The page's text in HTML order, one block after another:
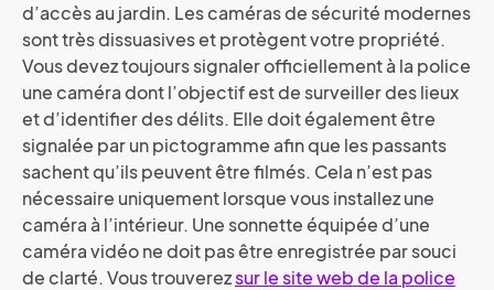
d’accès au jardin. Les caméras de sécurité modernes
sont très dissuasives et protègent votre propriété.
Vous devez toujours signaler officiellement à la police
une caméra dont l’objectif est de surveiller des lieux
et d’identifier des délits. Elle doit également être
signalée par un pictogramme afin que les passants
sachent qu’ils peuvent être filmés. Cela n’est pas
nécessaire uniquement lorsque vous installez une
caméra à l’intérieur. Une sonnette équipée d’une
caméra vidéo ne doit pas être enregistrée par souci
de clarté. Vous trouverezsur le site web de la police